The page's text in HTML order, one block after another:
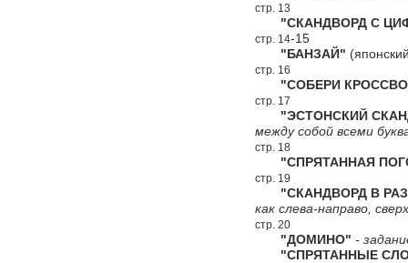
стр. 13
"СКАНДВОРД С
стр. 14-15
"БАНЗАЙ"
стр. 16
"СОБЕРИ
стр. 17
"ЭСТОНСКИЙ
между собой всеми
стр. 18
"СПРЯТАННАЯ
стр. 19
"СКАНДВОРД В
как слева-направо,
стр. 20
"ДОМИНО" -
"СПРЯТАННЫЕ